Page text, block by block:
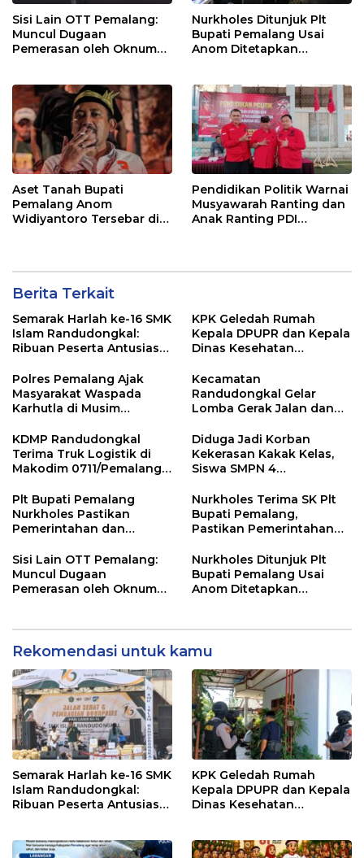
Sisi Lain OTT Pemalang:
Muncul Dugaan
Pemerasan oleh Oknum
Nurkholes Ditunjuk Plt
Bupati Pemalang Usai
Anom Ditetapkan
Aset Tanah Bupati
Pemalang Anom
Widiyantoro Tersebar di
Pendidikan Politik Warnai
Musyawarah Ranting dan
Anak Ranting PDI
Berita Terkait
Semarak Harlah ke-16 SMK
Islam Randudongkal:
Ribuan Peserta Antusias
Berhadiah Motor
KPK Geledah Rumah
Kepala DPUPR dan Kepala
Dinas Kesehatan
Polres Pemalang Ajak
Masyarakat Waspada
Karhutla di Musim
Kecamatan
Randudongkal Gelar
Lomba Gerak Jalan dan
HUT RI ke-81
KDMP Randudongkal
Terima Truk Logistik di
Makodim 0711/Pemalang
Desa
Diduga Jadi Korban
Kekerasan Kakak Kelas,
Siswa SMPN 4
Dunia
Plt Bupati Pemalang
Nurkholes Pastikan
Pemerintahan dan
Berjalan
Nurkholes Terima SK Plt
Bupati Pemalang,
Pastikan Pemerintahan
Sisi Lain OTT Pemalang:
Muncul Dugaan
Pemerasan oleh Oknum
Nurkholes Ditunjuk Plt
Bupati Pemalang Usai
Anom Ditetapkan
Rekomendasi untuk kamu
Semarak Harlah ke-16 SMK
Islam Randudongkal:
Ribuan Peserta Antusias
KPK Geledah Rumah
Kepala DPUPR dan Kepala
Dinas Kesehatan